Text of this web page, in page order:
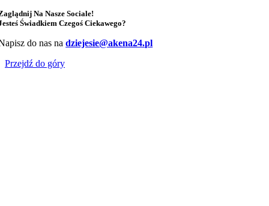
Na Nasze Sociale!
Świadkiem Czegoś Ciekawego?
do nas nadziejesie@akena24.pl
Przejdź do góry